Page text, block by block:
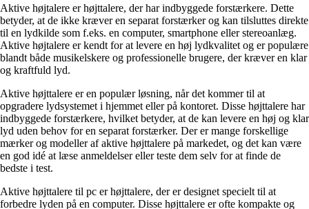
Aktive højtalere er højttalere, der har indbyggede forstærkere. Dette
betyder, at de ikke kræver en separat forstærker og kan tilsluttes direkte
til en lydkilde som f.eks. en computer, smartphone eller stereoanlæg.
Aktive højtalere er kendt for at levere en høj lydkvalitet og er populære
blandt både musikelskere og professionelle brugere, der kræver en klar
og kraftfuld lyd.
Aktive højttalere er en populær løsning, når det kommer til at
opgradere lydsystemet i hjemmet eller på kontoret. Disse højttalere har
indbyggede forstærkere, hvilket betyder, at de kan levere en høj og klar
lyd uden behov for en separat forstærker. Der er mange forskellige
mærker og modeller af aktive højttalere på markedet, og det kan være
en god idé at læse anmeldelser eller teste dem selv for at finde de
bedste i test.
Aktive højttalere til pc er højttalere, der er designet specielt til at
forbedre lyden på en computer. Disse højttalere er ofte kompakte og